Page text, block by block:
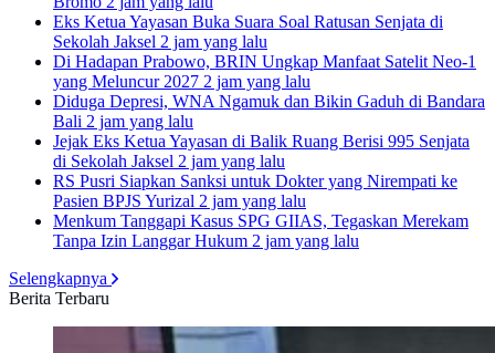
Eks Ketua Yayasan Buka Suara Soal Ratusan Senjata di
Sekolah Jaksel 2 jam yang lalu
Di Hadapan Prabowo, BRIN Ungkap Manfaat Satelit Neo-1
yang Meluncur 2027 2 jam yang lalu
Diduga Depresi, WNA Ngamuk dan Bikin Gaduh di Bandara
Bali 2 jam yang lalu
Jejak Eks Ketua Yayasan di Balik Ruang Berisi 995 Senjata
di Sekolah Jaksel 2 jam yang lalu
RS Pusri Siapkan Sanksi untuk Dokter yang Nirempati ke
Pasien BPJS Yurizal 2 jam yang lalu
Menkum Tanggapi Kasus SPG GIIAS, Tegaskan Merekam
Tanpa Izin Langgar Hukum 2 jam yang lalu
Selengkapnya
Berita Terbaru